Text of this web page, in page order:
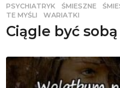
PSYCHIATRYK
,ŚMIESZNE ,
TE MYŚLI
,WARIATKI
Ciągle być sobą